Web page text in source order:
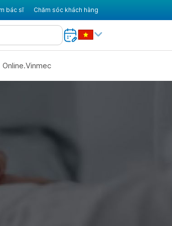
bác sĩ Chăm sóc khách hàng
Online.Vinmec